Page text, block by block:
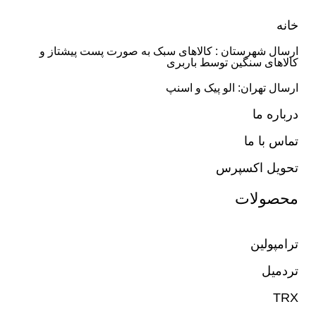
خانه
ارسال شهرستان : کالاهای سبک به صورت پست پیشتاز و
کالاهای سنگین توسط باربری
ارسال تهران: الو پیک و اسنپ
درباره ما
تماس با ما
تحویل اکسپرس
محصولات
ترامپولین
تردمیل
TRX